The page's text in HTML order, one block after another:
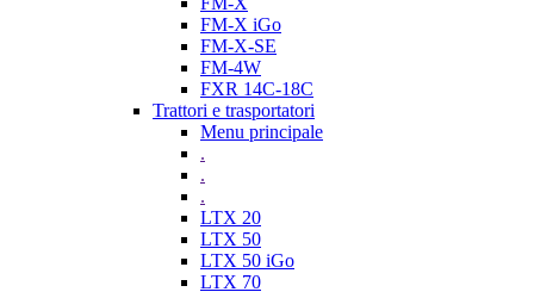
FM-X iGo
FM-X-SE
FM-4W
FXR 14C-18C
Trattori e trasportatori
Menu principale
.
.
.
LTX 20
LTX 50
LTX 50 iGo
LTX 70